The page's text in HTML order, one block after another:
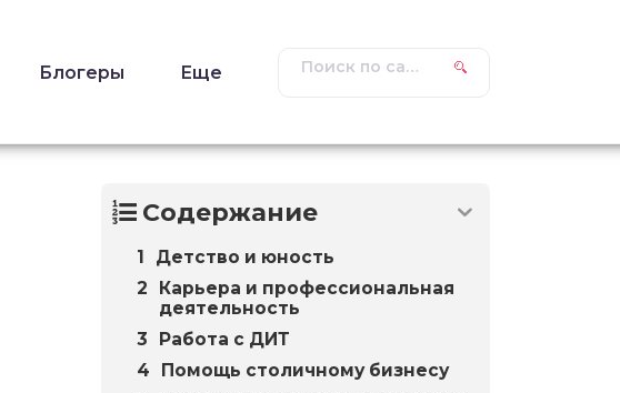
Блогеры Еще
Содержание
Детство и юность
Карьера и профессиональная
деятельность
Работа с ДИТ
Помощь столичному бизнесу